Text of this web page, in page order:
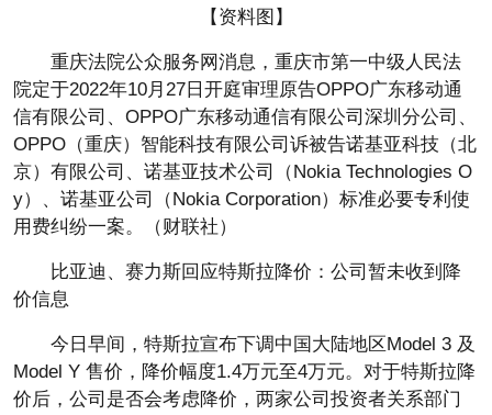
【资料图】
重庆法院公众服务网消息，重庆市第一中级人民法
院定于2022年10月27日开庭审理原告OPPO广东移动通
信有限公司、OPPO广东移动通信有限公司深圳分公司、
OPPO（重庆）智能科技有限公司诉被告诺基亚科技（北
京）有限公司、诺基亚技术公司（Nokia Technologies O
y）、诺基亚公司（Nokia Corporation）标准必要专利使
用费纠纷一案。（财联社）
比亚迪、赛力斯回应特斯拉降价：公司暂未收到降
价信息
今日早间，特斯拉宣布下调中国大陆地区Model 3 及
Model Y 售价，降价幅度1.4万元至4万元。对于特斯拉降
价后，公司是否会考虑降价，两家公司投资者关系部门